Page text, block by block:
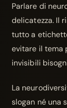
Parlare di
delicatezza. Il
tutto a
evitare il tema
invisibili
La
slogan né una